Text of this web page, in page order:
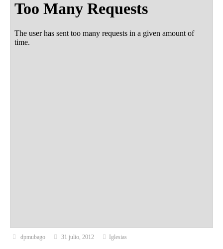
dpmubago 31 julio, 2012 Iglesias